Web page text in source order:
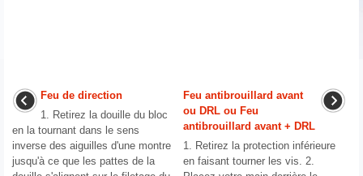
Feu de direction
1. Retirez la douille du bloc
en la tournant dans le sens
inverse des aiguilles d'une montre
jusqu'à ce que les pattes de la
Feu antibrouillard avant
ou DRL ou Feu
antibrouillard avant + DRL
1. Retirez la protection inférieure
en faisant tourner les vis. 2.